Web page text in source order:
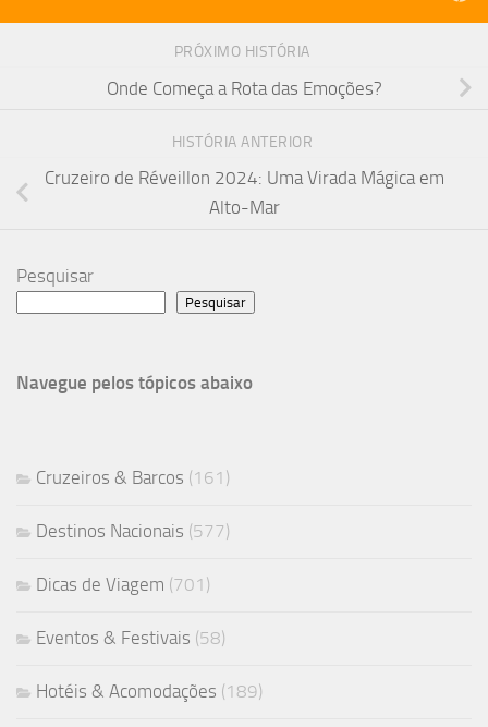
PRÓXIMO HISTÓRIA
Onde Começa a Rota das Emoções?
HISTÓRIA ANTERIOR
Cruzeiro de Réveillon 2024: Uma Virada Mágica em
Alto-Mar
Pesquisar
Pesquisar
Navegue pelos tópicos abaixo
Cruzeiros & Barcos (161)
Destinos Nacionais (577)
Dicas de Viagem (701)
Eventos & Festivais (58)
Hotéis & Acomodações (189)